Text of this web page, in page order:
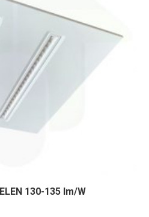
130-135 lm/W